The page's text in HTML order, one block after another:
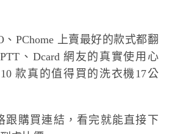
PChome 上賣最好的款式都翻
、Dcard 網友的真實使用心
款真的值得買的洗衣機17公
跟購買連結，看完就能直接下